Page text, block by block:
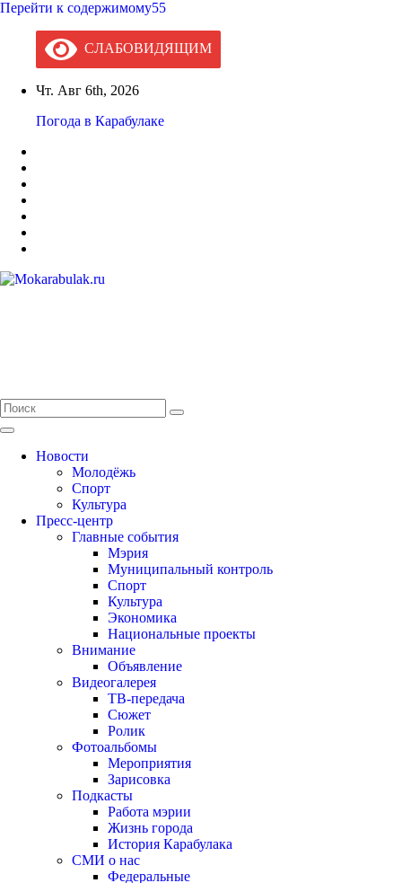
Перейти к содержимому55
СЛАБОВИДЯЩИМ
Чт. Авг 6th, 2026
Погода в Карабулаке
Новости
Молодёжь
Спорт
Культура
Пресс-центр
Главные события
Мэрия
Муниципальный контроль
Спорт
Культура
Экономика
Национальные проекты
Внимание
Объявление
Видеогалерея
ТВ-передача
Сюжет
Ролик
Фотоальбомы
Мероприятия
Зарисовка
Подкасты
Работа мэрии
Жизнь города
История Карабулака
СМИ о нас
Федеральные